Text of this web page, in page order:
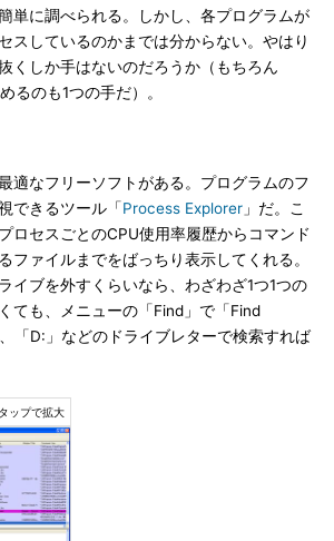
単に調べられる。しかし、各プログラムが
スしているのかまでは分からない。やはり
くしか手はないのだろうか（もちろん
るのも1つの手だ）。
適なフリーソフトがある。プログラムのフ
できるツール「Process Explorer 」だ。こ
ロセスごとのCPU使用率履歴からコマンド
ファイルまでをばっちり表示してくれる。
イブを外すくらいなら、わざわざ1つ1つの
ても、メニューの「Find」で「Find
「D:」などのドライブレターで検索すれば